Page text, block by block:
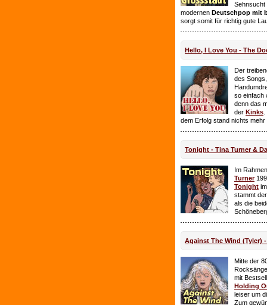
Sehnsucht
modernen Deutschpop mit
sorgt somit für richtig gute
Hello, I Love You - The
Der
des
so einfach
denn das
der Kinks
dem Erfolg stand nichts mehr
Tonight - Tina Turner &
Im
Turner
Tonight
stammt
als die
Against The Wind (Tyler)
Mitte der
mit
Holding
leiser um
Zum